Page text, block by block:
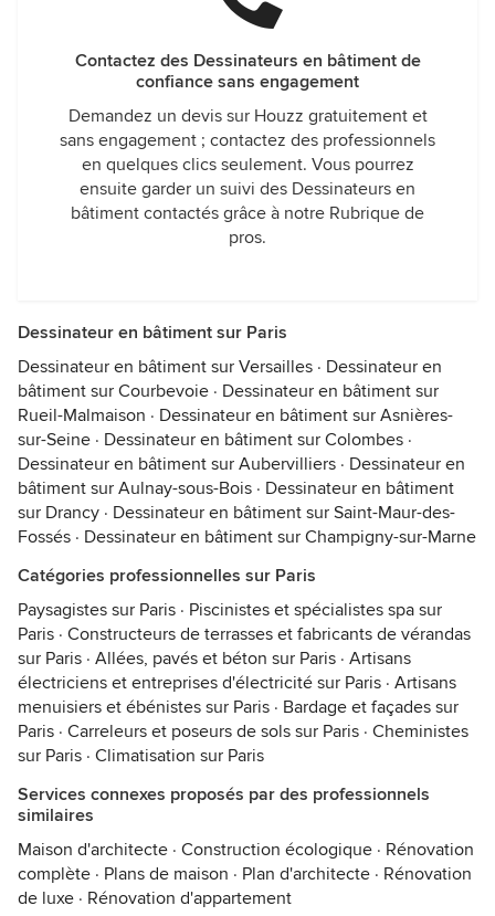
Contactez des Dessinateurs en bâtiment de
confiance sans engagement
Demandez un devis sur Houzz gratuitement et
sans engagement ; contactez des professionnels
en quelques clics seulement. Vous pourrez
ensuite garder un suivi des Dessinateurs en
bâtiment contactés grâce à notre Rubrique de
pros.
Dessinateur en bâtiment sur Paris
Dessinateur en bâtiment sur Versailles · Dessinateur en
bâtiment sur Courbevoie · Dessinateur en bâtiment sur
Rueil-Malmaison · Dessinateur en bâtiment sur Asnières-
sur-Seine · Dessinateur en bâtiment sur Colombes ·
Dessinateur en bâtiment sur Aubervilliers · Dessinateur en
bâtiment sur Aulnay-sous-Bois · Dessinateur en bâtiment
sur Drancy · Dessinateur en bâtiment sur Saint-Maur-des-
Fossés · Dessinateur en bâtiment sur Champigny-sur-Marne
Catégories professionnelles sur Paris
Paysagistes sur Paris · Piscinistes et spécialistes spa sur
Paris · Constructeurs de terrasses et fabricants de vérandas
sur Paris · Allées, pavés et béton sur Paris · Artisans
électriciens et entreprises d'électricité sur Paris · Artisans
menuisiers et ébénistes sur Paris · Bardage et façades sur
Paris · Carreleurs et poseurs de sols sur Paris · Cheministes
sur Paris · Climatisation sur Paris
Services connexes proposés par des professionnels
similaires
Maison d'architecte · Construction écologique · Rénovation
complète · Plans de maison · Plan d'architecte · Rénovation
de luxe · Rénovation d'appartement